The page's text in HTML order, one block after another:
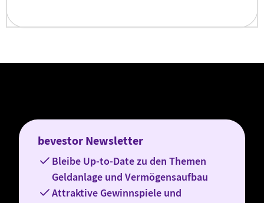
bevestor Newsletter
Bleibe Up-to-Date zu den Themen
Geldanlage und Vermögensaufbau
Attraktive Gewinnspiele und